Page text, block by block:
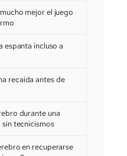
mejor el juego
espanta incluso a
recaída antes de
durante una
tecnicismos
en recuperarse